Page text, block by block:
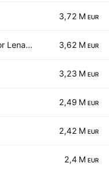
3,72 M EUR
Brodogradilista Viktor Lenac d.d. 3,62 M EUR
3,23 M EUR
2,49 M EUR
2,42 M EUR
2,4 M EUR